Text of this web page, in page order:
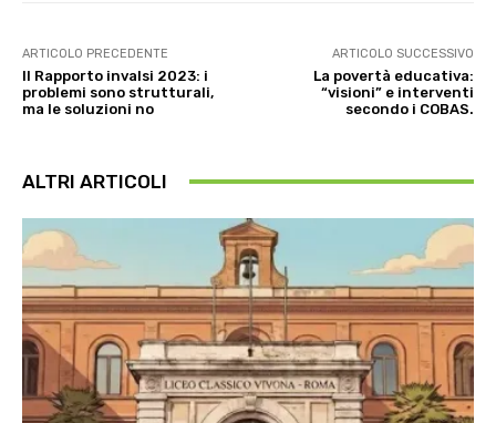
ARTICOLO PRECEDENTE
Il Rapporto invalsi 2023: i
problemi sono strutturali,
ma le soluzioni no
ARTICOLO SUCCESSIVO
La povertà educativa:
“visioni” e interventi
secondo i COBAS.
ALTRI ARTICOLI